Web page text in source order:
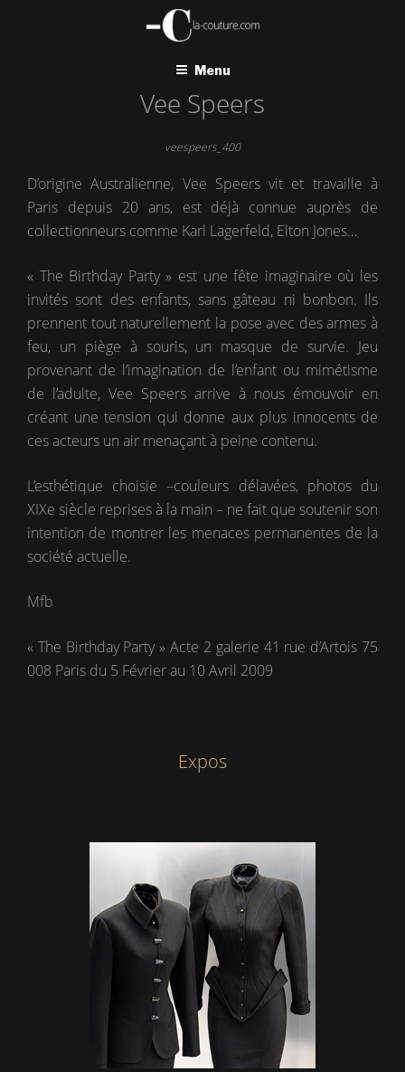
Menu
Vee Speers
veespeers_400
D’origine Australienne, Vee Speers vit et travaille à
Paris depuis 20 ans, est déjà connue auprès de
collectionneurs comme Karl Lagerfeld, Elton Jones…
« The Birthday Party » est une fête imaginaire où les
invités sont des enfants, sans gâteau ni bonbon. Ils
prennent tout naturellement la pose avec des armes à
feu, un piège à souris, un masque de survie. Jeu
provenant de l’imagination de l’enfant ou mimétisme
de l’adulte, Vee Speers arrive à nous émouvoir en
créant une tension qui donne aux plus innocents de
ces acteurs un air menaçant à peine contenu.
L’esthétique choisie –couleurs délavées, photos du
XIXe siècle reprises à la main – ne fait que soutenir son
intention de montrer les menaces permanentes de la
société actuelle.
Mfb
« The Birthday Party » Acte 2 galerie 41 rue d’Artois 75
008 Paris du 5 Février au 10 Avril 2009
Expos